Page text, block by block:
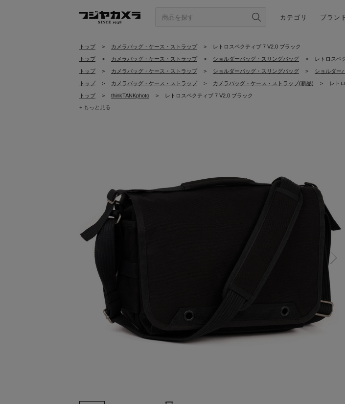
カテゴリ ブラン
トップ > カメラバッグ・ケース・ストラップ > レトロスペクティブ 7 V2.0 ブラック
トップ > カメラバッグ・ケース・ストラップ > ショルダーバッグ・スリングバッグ > レトロスペ
トップ > カメラバッグ・ケース・ストラップ > ショルダーバッグ・スリングバッグ > ショルダー
トップ > カメラバッグ・ケース・ストラップ > カメラバッグ・ケース・ストラップ(新品) > レト
トップ > thinkTANKphoto >
レトロスペクティブ 7 V2.0 ブラック
+ もっと見る